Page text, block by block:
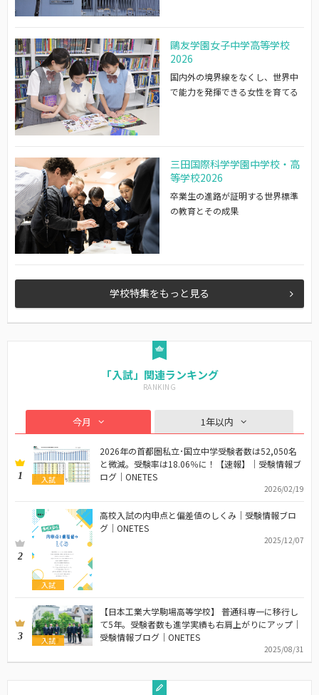
鷗友学園女子中学高等学校
2026
国内外の境界線をなくし、世界中
で能力を発揮できる女性を育てる
三田国際科学学園中学校・高
等学校2026
卒業生の進路が証明する世界標準
の教育とその成果
学校特集をもっと見る
「入試」関連ランキング
今月 1年以内
1 入試
2026年の首都圏私立･国立中学受験者数は52,050名
と微減。受験率は18.06％に！【速報】｜受験情報ブ
ログ｜ONETES
2026/02/19
2
入試
高校入試の内申点と偏差値のしくみ｜受験情報ブロ
グ｜ONETES
2025/12/07
3 入試
【日本工業大学駒場高等学校】 普通科専一に移行し
て5年。受験者数も進学実績も右肩上がりにアップ｜
受験情報ブログ｜ONETES
2025/08/31